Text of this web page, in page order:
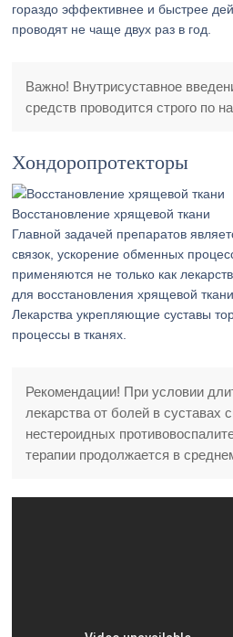
гораздо эффективнее и быстрее
проводят не чаще двух раз в год.
Важно! Внутрисуставное
средств проводится строго по
Хондоропротекторы
Восстановление хрящевой ткани
Главной задачей препаратов
связок, ускорение обменных
применяются не только как
для восстановления хрящевой
Лекарства укрепляющие суставы
процессы в тканях.
Рекомендации! При условии
лекарства от болей в суставах
нестероидных
терапии продолжается в